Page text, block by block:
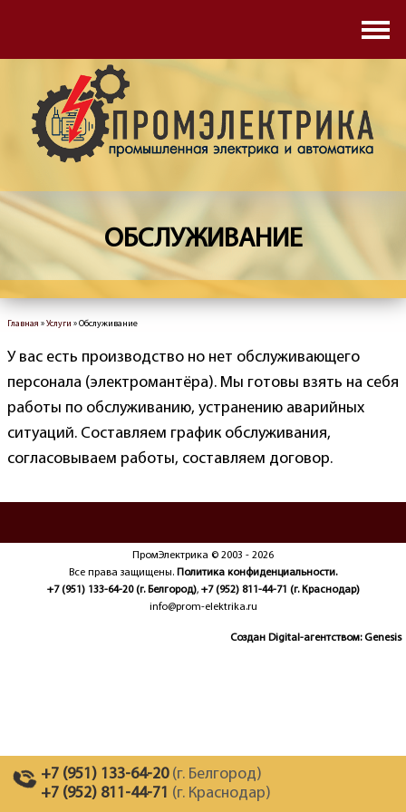
Полезные советы
+7 (951) 133-64-20(г. Белгород)
+7 (952) 811-44-71 (г. Краснодар)
ОБСЛУЖИВАНИЕ
Вы здесь
Главная »Услуги » Обслуживание
У вас есть производство но нет обслуживающего
персонала (электромантёра). Мы готовы взять на себя
работы по обслуживанию, устранению аварийных
ситуаций. Составляем график обслуживания,
согласовываем работы, составляем договор.
ПромЭлектрика © 2003 - 2026
Все права защищены.
Политика конфиденциальности.
+7 (951) 133-64-20 (г. Белгород), +7 (952) 811-44-71 (г. Краснодар)
info@prom-elektrika.ru
Создан Digital-агентством:Genesis